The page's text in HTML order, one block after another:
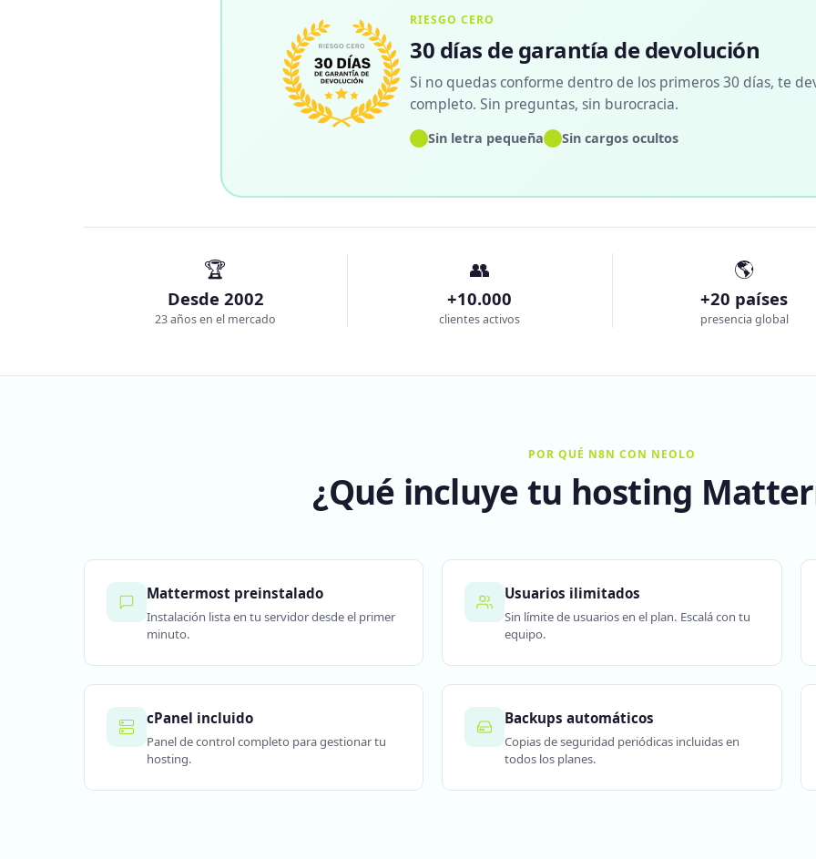
RIESGO CERO
30 días de garantía de devolución
Si no quedas conforme dentro de los primeros 30 días, te
completo. Sin preguntas, sin burocracia.
✓Sin letra pequeña ✓Sin cargos ocultos
🏆
Desde 2002
23 años en el mercado
👥
+10.000
clientes activos
🌎
+20 países
presencia global
POR QUÉ N8N CON NEOLO
¿Qué incluye tu hosting
Mattermost preinstalado
Instalación lista en tu servidor desde el primer
minuto.
Usuarios ilimitados
Sin límite de usuarios en el plan. Escalá con tu
equipo.
cPanel incluido
Panel de control completo para gestionar tu
hosting.
Backups automáticos
Copias de seguridad periódicas incluidas en
todos los planes.